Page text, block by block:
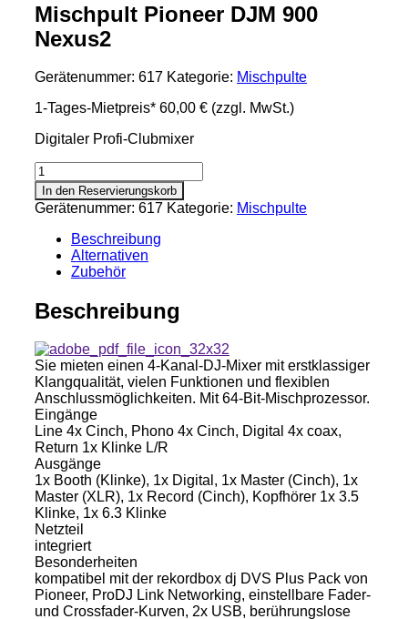
Mischpult Pioneer DJM 900
Nexus2
Gerätenummer: 617 Kategorie: Mischpulte
1-Tages-Mietpreis* 60,00 € (zzgl. MwSt.)
Digitaler Profi-Clubmixer
Mischpult
Pioneer
DJM
900
Nexus2
Menge
In den Reservierungskorb
Gerätenummer: 617 Kategorie: Mischpulte
Beschreibung
Alternativen
Zubehör
Beschreibung
Sie mieten einen 4-Kanal-DJ-Mixer mit erstklassiger
Klangqualität, vielen Funktionen und flexiblen
Anschlussmöglichkeiten. Mit 64-Bit-Mischprozessor.
Eingänge
Line 4x Cinch, Phono 4x Cinch, Digital 4x coax,
Return 1x Klinke L/R
Ausgänge
1x Booth (Klinke), 1x Digital, 1x Master (Cinch), 1x
Master (XLR), 1x Record (Cinch), Kopfhörer 1x 3.5
Klinke, 1x 6.3 Klinke
Netzteil
integriert
Besonderheiten
kompatibel mit der rekordbox dj DVS Plus Pack von
Pioneer, ProDJ Link Networking, einstellbare Fader-
und Crossfader-Kurven, 2x USB, berührungslose